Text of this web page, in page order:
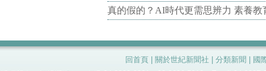
真的假的？AI時代更需思辨力 素養
回首頁 關於世紀新聞社 分類新聞
國